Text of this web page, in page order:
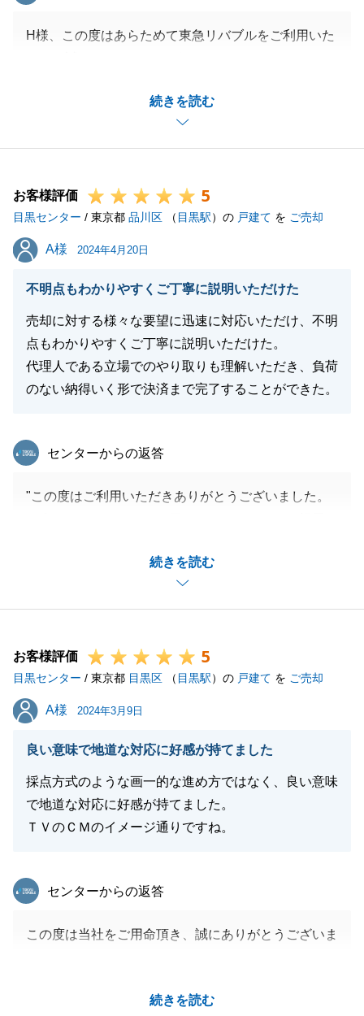
続きを読む
H様、この度はあらためて東急リバブルをご利用いた
お手伝いをさせていただきました。
思い返してみると短い期間でのお取引でございました
が、H様の大きなライフイベントの一部に携わる事が
今後もH様の担当者としてお力添えができればと存じ
ますので、何かお困り事がございましたらいつでもお
声がけください。
今後とも何卒よろしくお願い申し上げます。
お客様評価 5
目黒センター / 東京都 品川区 （ 目黒駅）の 戸建て を ご売却
A様
A様 2024年4月20日
不明点もわかりやすくご丁寧に説明いただけた
売却に対する様々な要望に迅速に対応いただけ、不明
点もわかりやすくご丁寧に説明いただけた。
代理人である立場でのやり取りも理解いただき、負荷
のない納得いく形で決済まで完了することができた。
続きを読む
東急リバブル
センターからの返答
"この度はご利用いただきありがとうございました。
今後、不動産に関するご相談事がございましたらお待
重ねてでございますが、ありがとうございました。"
閉じる
お客様評価 5
目黒センター / 東京都 目黒区 （ 目黒駅）の 戸建て を ご売却
A様
A様 2024年3月9日
良い意味で地道な対応に好感が持てました
採点方式のような画一的な進め方ではなく、良い意味
で地道な対応に好感が持てました。
ＴＶのＣＭのイメージ通りですね。
続きを読む
東急リバブル
センターからの返答
この度は当社をご用命頂き、誠にありがとうございま
今後とも、何かあった際はお気軽にお申し付け下さい